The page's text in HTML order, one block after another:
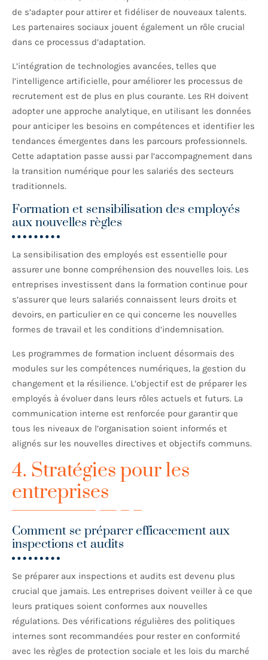
de s’adapter pour attirer et fidéliser de nouveaux talents.
Les partenaires sociaux jouent également un rôle crucial
dans ce processus d’adaptation.
L’intégration de technologies avancées, telles que
l’intelligence artificielle, pour améliorer les processus de
recrutement est de plus en plus courante. Les RH doivent
adopter une approche analytique, en utilisant les données
pour anticiper les besoins en compétences et identifier les
tendances émergentes dans les parcours professionnels.
Cette adaptation passe aussi par l’accompagnement dans
la transition numérique pour les salariés des secteurs
traditionnels.
Formation et sensibilisation des employés
aux nouvelles règles
La sensibilisation des employés est essentielle pour
assurer une bonne compréhension des nouvelles lois. Les
entreprises investissent dans la formation continue pour
s’assurer que leurs salariés connaissent leurs droits et
devoirs, en particulier en ce qui concerne les nouvelles
formes de travail et les conditions d’indemnisation.
Les programmes de formation incluent désormais des
modules sur les compétences numériques, la gestion du
changement et la résilience. L’objectif est de préparer les
employés à évoluer dans leurs rôles actuels et futurs. La
communication interne est renforcée pour garantir que
tous les niveaux de l’organisation soient informés et
alignés sur les nouvelles directives et objectifs communs.
4. Stratégies pour les
entreprises
Comment se préparer efficacement aux
inspections et audits
Se préparer aux inspections et audits est devenu plus
crucial que jamais. Les entreprises doivent veiller à ce que
leurs pratiques soient conformes aux nouvelles
régulations. Des vérifications régulières des politiques
internes sont recommandées pour rester en conformité
avec les règles de protection sociale et les lois du marché